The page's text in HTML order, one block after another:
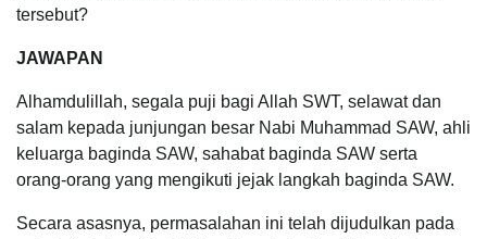
tersebut?
JAWAPAN
Alhamdulillah, segala puji bagi Allah SWT, selawat dan
salam kepada junjungan besar Nabi Muhammad SAW, ahli
keluarga baginda SAW, sahabat baginda SAW serta
orang-orang yang mengikuti jejak langkah baginda SAW.
Secara asasnya, permasalahan ini telah dijudulkan pada